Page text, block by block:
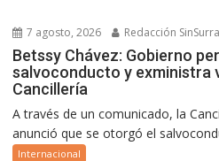
7 agosto, 2026 Redacción
Betssy Chávez: Gobierno
salvoconducto y exministra
Cancillería
A través de un comunicado, la
anunció que se otorgó el
Internacional